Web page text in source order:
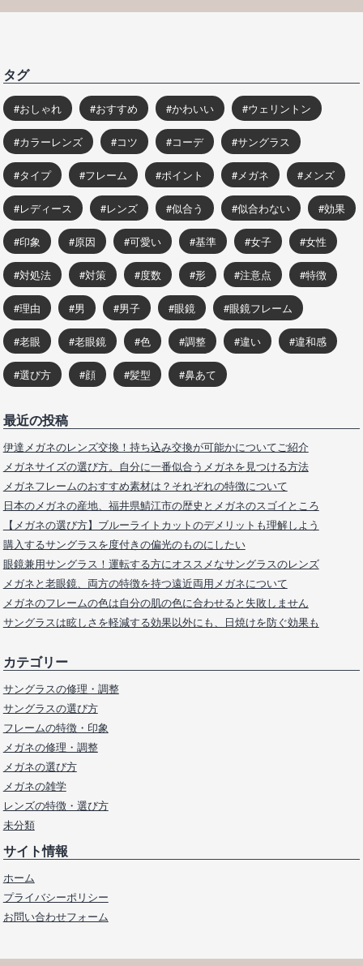
タグ
おしゃれ おすすめ かわいい ウェリントン
カラーレンズ コツ コーデ サングラス
タイプ フレーム ポイント メガネ メンズ
レディース レンズ 似合う 似合わない 効果
印象 原因 可愛い 基準 女子 女性
対処法 対策 度数 形 注意点 特徴
理由 男 男子 眼鏡 眼鏡フレーム
老眼 老眼鏡 色 調整 違い 違和感
選び方 顔 髪型 鼻あて
最近の投稿
伊達メガネのレンズ交換！持ち込み交換が可能かについてご紹介
メガネサイズの選び方。自分に一番似合うメガネを見つける方法
メガネフレームのおすすめ素材は？それぞれの特徴について
日本のメガネの産地、福井県鯖江市の歴史とメガネのスゴイところ
【メガネの選び方】ブルーライトカットのデメリットも理解しよう
購入するサングラスを度付きの偏光のものにしたい
眼鏡兼用サングラス！運転する方にオススメなサングラスのレンズ
メガネと老眼鏡、両方の特徴を持つ遠近両用メガネについて
メガネのフレームの色は自分の肌の色に合わせると失敗しません
サングラスは眩しさを軽減する効果以外にも、日焼けを防ぐ効果も
カテゴリー
サングラスの修理・調整
サングラスの選び方
フレームの特徴・印象
メガネの修理・調整
メガネの選び方
メガネの雑学
レンズの特徴・選び方
未分類
サイト情報
ホーム
プライバシーポリシー
お問い合わせフォーム